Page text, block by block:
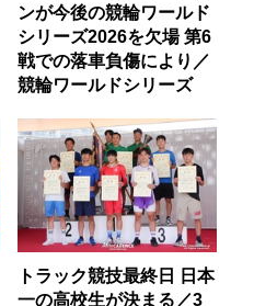
ンが今後の競輪ワールド
シリーズ2026を欠場 第6
戦での落車負傷により／
競輪ワールドシリーズ
トラック競技最終日 日本
一の高校生が決まる／3